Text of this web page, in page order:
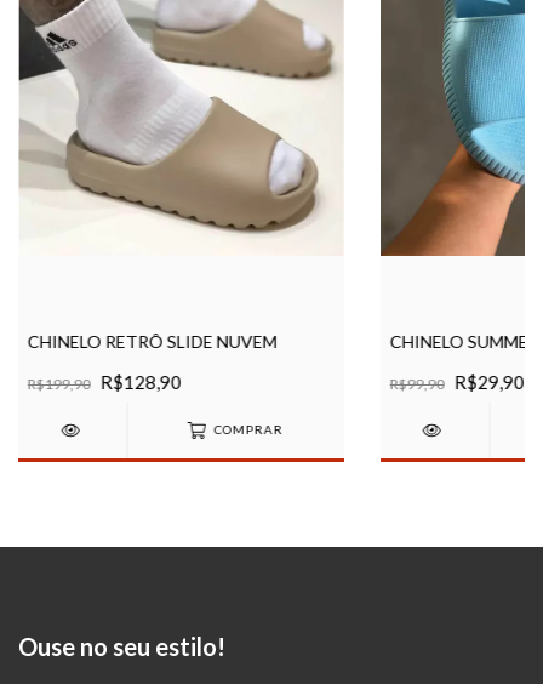
CHINELO RETRÔ SLIDE NUVEM
R$199,90 R$128,90
COMPRAR
CHINELO SUMMER
R$99,90 R$29,90
Ouse no seu estilo!